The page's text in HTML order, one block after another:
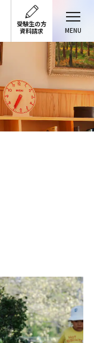
受験生の方
資料請求
MENU